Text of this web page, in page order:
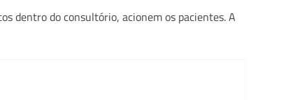
dentro do consultório, acionem os pacientes. A